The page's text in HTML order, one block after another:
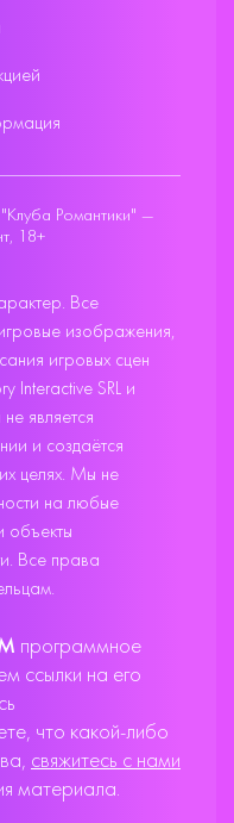
Романтики" —
18+
Все
изображения,
игровых сцен
Interactive SRL и
является
и создаётся
целях. Мы не
на любые
объекты
Все права
программное
ссылки на его
что какой-либо
свяжитесь с нами
материала.